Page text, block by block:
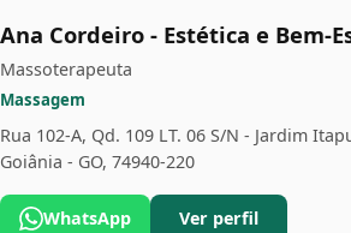
Ana Cordeiro - Estética e Bem-
Massoterapeuta
Massagem
Rua 102-A, Qd. 109 LT. 06 S/N - Jardim
Goiânia - GO, 74940-220
WhatsApp Ver perfil